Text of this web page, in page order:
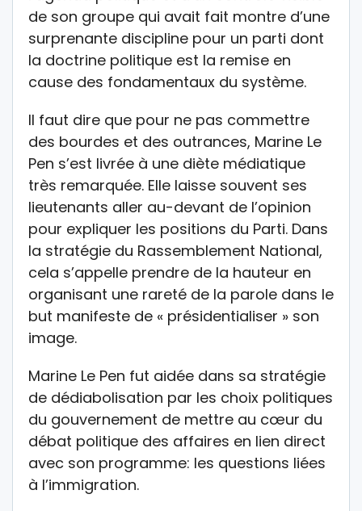
de son groupe qui avait fait montre d’une
surprenante discipline pour un parti dont
la doctrine politique est la remise en
cause des fondamentaux du système.
Il faut dire que pour ne pas commettre
des bourdes et des outrances, Marine Le
Pen s’est livrée à une diète médiatique
très remarquée. Elle laisse souvent ses
lieutenants aller au-devant de l’opinion
pour expliquer les positions du Parti. Dans
la stratégie du Rassemblement National,
cela s’appelle prendre de la hauteur en
organisant une rareté de la parole dans le
but manifeste de « présidentialiser » son
image.
Marine Le Pen fut aidée dans sa stratégie
de dédiabolisation par les choix politiques
du gouvernement de mettre au cœur du
débat politique des affaires en lien direct
avec son programme: les questions liées
à l’immigration.